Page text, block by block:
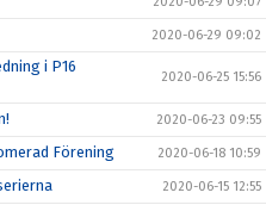
2020-06-29 09:02
i P16
2020-06-25 15:56
2020-06-23 09:55
Förening 2020-06-18 10:59
2020-06-15 12:55